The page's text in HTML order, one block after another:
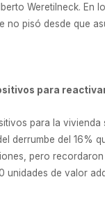
Weretilneck. En
pisó desde que
para
para la
derrumbe del 16%
pero
de valor